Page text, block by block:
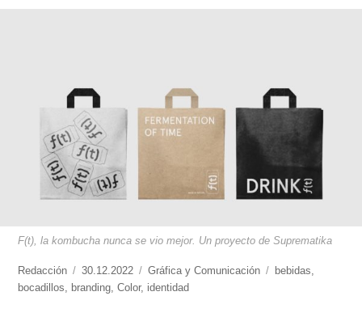
F(t), la kombucha nunca se vio mejor. Un proyecto de Suprematika
https://www.experimenta.es/author/redaccion/
Redacción
Publicado
el
30.12.2022 Categorías
Gráfica y Comunicación Etiquetas
bebidas
bocadillos
branding ,Color, identidad